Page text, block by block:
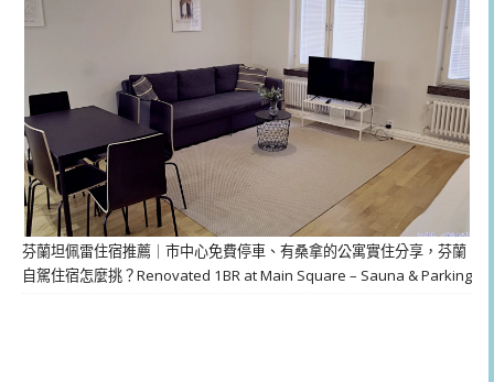
芬蘭坦佩雷住宿推薦｜市中心免費停車、有桑拿的公寓實住分享，芬蘭
自駕住宿怎麼挑？Renovated 1BR at Main Square – Sauna & Parking